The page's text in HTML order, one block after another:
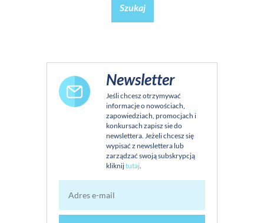
Szukaj
Newsletter
Jeśli chcesz otrzymywać
informacje o nowościach,
zapowiedziach, promocjach i
konkursach zapisz sie do
newslettera. Jeżeli chcesz się
wypisać z newslettera lub
zarządzać swoją subskrypcją
kliknijtutaj.